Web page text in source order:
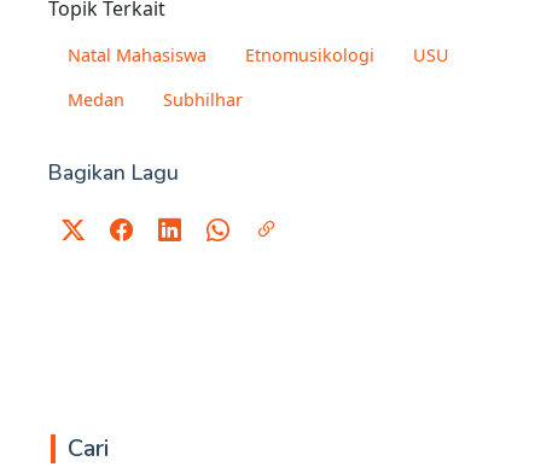
Topik Terkait
Natal Mahasiswa Etnomusikologi
USU
Medan
Subhilhar
Bagikan Lagu
Cari